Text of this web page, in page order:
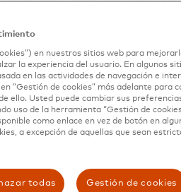
Navarrete, Vicepresidente
experiencia como líder
con la iniciativa
compañías a acelerar su
recursos y
a transitar hacia
orgullosos de ser
para promover el
indicó Irina
en nuestros sitios web para
la experiencia del usuario. En algunos
en las actividades de navegación e
“Gestión de cookies” más adelante para
ello. Usted puede cambiar sus
uso de la herramienta “Gestión de
como enlace en vez de botón en
a excepción de aquellas que sean
todas Gestión de cookies